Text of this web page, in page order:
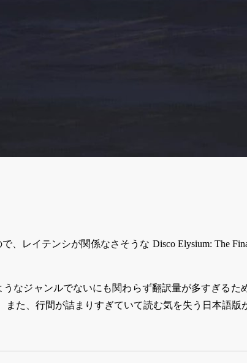
、レイテンシが関係なさそうな Disco Elysium: The
なジャンルでないにも関わらず翻訳量が多すぎるた
た、行間が詰まりすぎていて読む気を失う日本語版